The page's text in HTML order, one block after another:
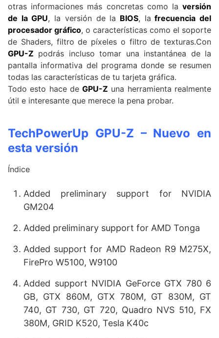
otras informaciones más concretas como la versión
de la GPU, la versión de la BIOS, la frecuencia del
procesador gráfico, o características como el soporte
de Shaders, filtro de píxeles o filtro de texturas.Con
GPU-Z podrás incluso tomar una instantánea de la
pantalla informativa del programa donde se resumen
todas las características de tu tarjeta gráfica.
Todo esto hace deGPU-Z una herramienta realmente
útil e interesante que merece la pena probar.
TechPowerUp GPU-Z – Nuevo en
esta versión
Índice
Added preliminary support for NVIDIA
GM204
Added preliminary support for AMD Tonga
Added support for AMD Radeon R9 M275X,
FirePro W5100, W9100
Added support NVIDIA GeForce GTX 780 6
GB, GTX 860M, GTX 780M, GT 830M, GT
740, GT 730, GT 720, Quadro NVS 510, FX
380M, GRID K520, Tesla K40c